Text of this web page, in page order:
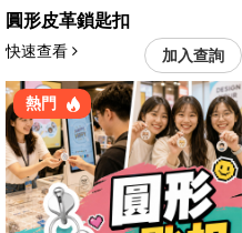
圓形皮革鎖匙扣
加入查詢
快速查看
熱門